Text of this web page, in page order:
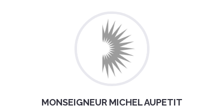
MONSEIGNEUR MICHEL AUPETIT